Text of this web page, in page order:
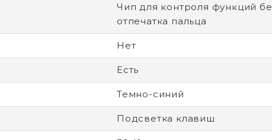
Чип для контроля функций
отпечатка пальца
Нет
Есть
Темно-синий
Подсветка клавиш